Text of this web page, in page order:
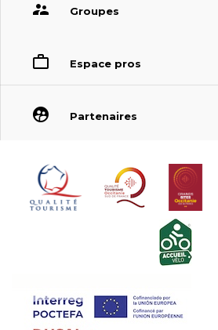
Groupes
Espace pros
Partenaires